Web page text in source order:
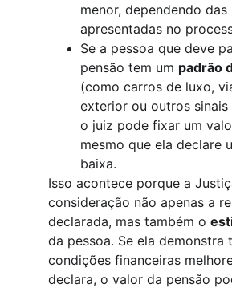
menor, dependendo das
apresentadas no
Se a pessoa que deve
pensão tem um padrão
(como carros de luxo,
exterior ou outros sinais
o juiz pode fixar um
mesmo que ela declare
baixa.
Isso acontece porque a
consideração não apenas a
declarada, mas também o
da pessoa. Se ela demonstra
condições financeiras
declara, o valor da pensão